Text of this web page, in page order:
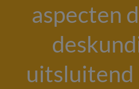
aspecten
uitsluitend